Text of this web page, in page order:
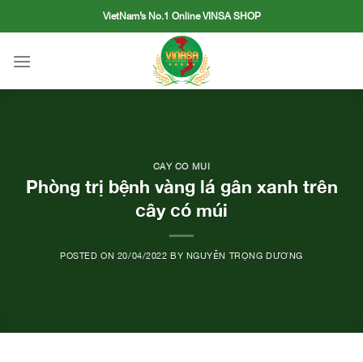
to
VietNam’s No.1 Online VINSA SHOP
CÂY CÓ MÚI
Phòng trị bệnh vàng lá gân xanh trên
cây có múi
POSTED ON 20/04/2022 BY NGUYỄN TRỌNG DƯƠNG